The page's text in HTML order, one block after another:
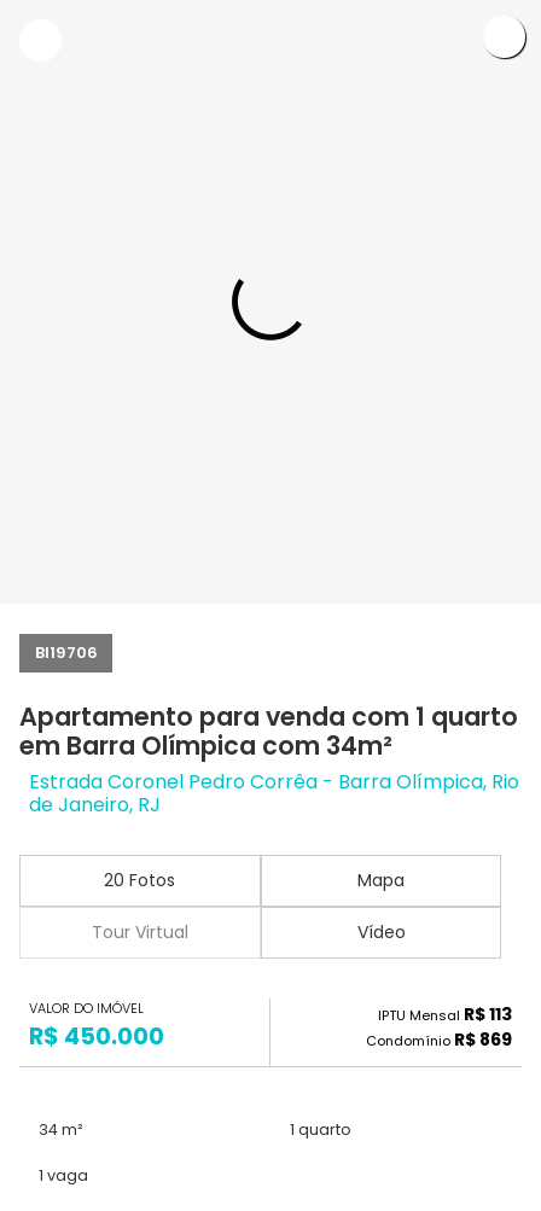
BI19706
Apartamento para venda com 1 quarto
em Barra Olímpica com 34m²
Estrada Coronel Pedro Corrêa - Barra Olímpica, Rio
de Janeiro, RJ
20 Fotos Mapa
Tour Virtual Vídeo
VALOR DO IMÓVEL
R$ 450.000
IPTU Mensal R$ 113
Condomínio R$ 869
34 m² 1 quarto
1 vaga